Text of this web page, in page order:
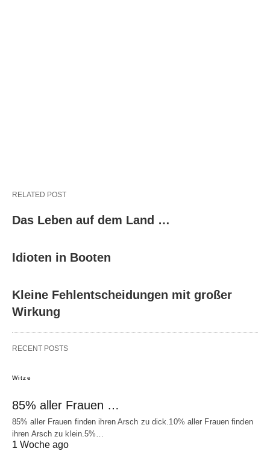
RELATED POST
Das Leben auf dem Land …
Idioten in Booten
Kleine Fehlentscheidungen mit großer
Wirkung
RECENT POSTS
Witze
85% aller Frauen …
85% aller Frauen finden ihren Arsch zu dick.10% aller Frauen finden
ihren Arsch zu klein.5%…
1 Woche ago